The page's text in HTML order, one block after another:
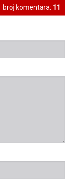
broj komentara: 11